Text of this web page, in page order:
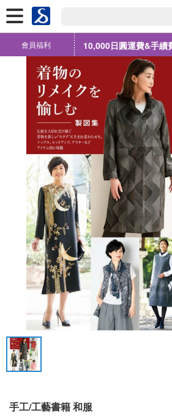
會員福利 10,000日圓運費&手續
手工/工藝書籍 和服